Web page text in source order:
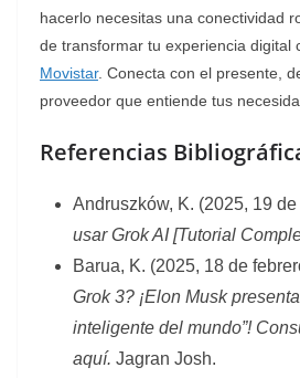
hacerlo necesitas una conectividad
de transformar tu experiencia digital
Movistar. Conecta con el presente,
proveedor que entiende tus
Referencias
Andruszków, K. (2025, 19 de
usar Grok AI [Tutorial
Barua, K. (2025, 18 de
Grok 3? ¡Elon Musk
inteligente del mundo”!
aquí. Jagran Josh.